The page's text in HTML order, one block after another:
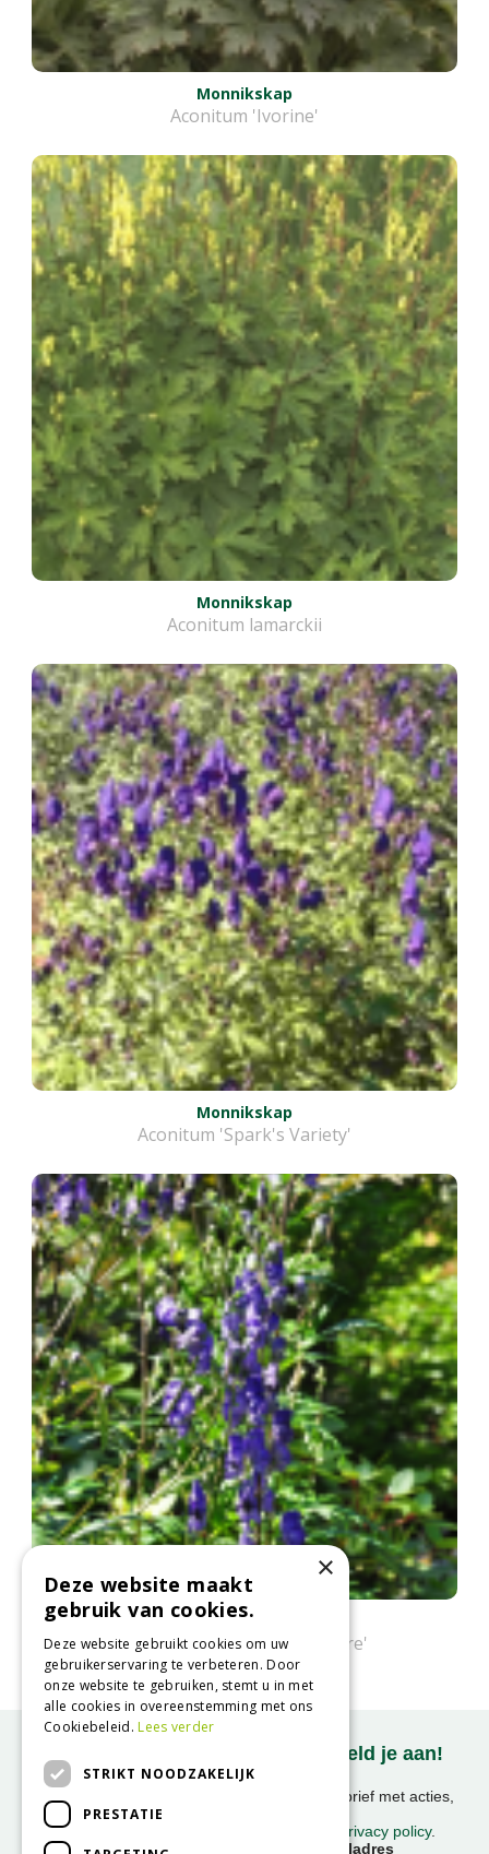
Monnikskap
Aconitum 'Ivorine'
Monnikskap
Aconitum lamarckii
Monnikskap
Aconitum 'Spark's Variety'
Monnikskap
Aconitum 'Bressingham Spire'
Onze nieuwsbrief ontvangen? Meld je aan!
Ontvang ongeveer 1x per week onze nieuwsbrief met acties,
We slaan uw gegevens op conform onze
privacy policy.
Voornaam
E-mailadres
×
Deze website maakt
gebruik van cookies.
Deze website gebruikt cookies om uw
gebruikerservaring te verbeteren. Door
onze website te gebruiken, stemt u in met
alle cookies in overeenstemming met ons
Cookiebeleid.Lees verder
STRIKT NOODZAKELIJK
PRESTATIE